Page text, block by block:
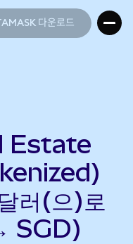
다운로드
Estate
러(으)로
SGD)